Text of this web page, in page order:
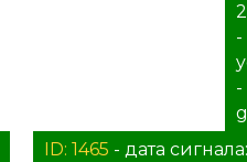
-
-
ID: 1465 - дата сигнала: